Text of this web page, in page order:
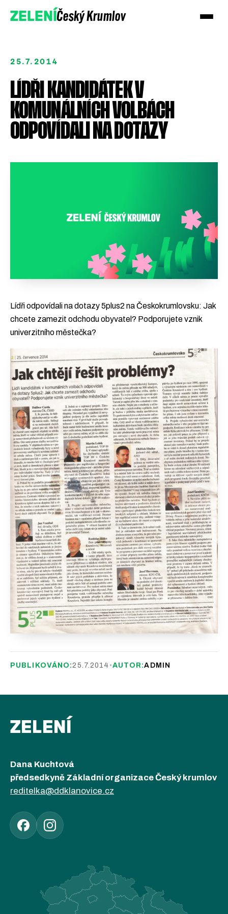
ZELENÍČeský Krumlov
Podpořte nás darem
25.7.2014
LÍDŘI KANDIDÁTEK V
KOMUNÁLNÍCH VOLBÁCH
ODPOVÍDALI NA DOTAZY
Lídři odpovídali na dotazy 5plus2 na Českokrumlovsku: Jak
chcete zamezit odchodu obyvatel? Podporujete vznik
univerzitního městečka?
PUBLIKOVÁNO:25.7.2014 •AUTOR:ADMIN
ZELENÍ
Dana Kuchtová
předsedkyně Základní organizace Český krumlov
reditelka@ddklanovice.cz